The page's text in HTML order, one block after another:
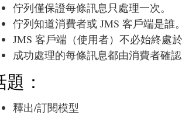
佇列僅保證每條訊息只處理一次。
佇列知道消費者或 JMS 客戶端是誰
JMS 客戶端（使用者）不必始終處
成功處理的每條訊息都由消費者確認
：
釋出/訂閱模型